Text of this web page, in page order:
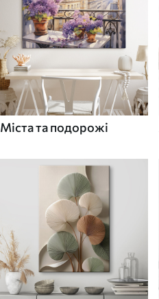
Міста та подорожі